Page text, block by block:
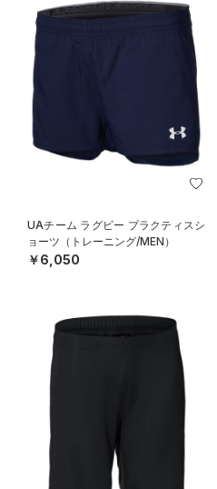
UAチーム ラグビー プラクティスシ
ョーツ（トレーニング/MEN）
￥6,050